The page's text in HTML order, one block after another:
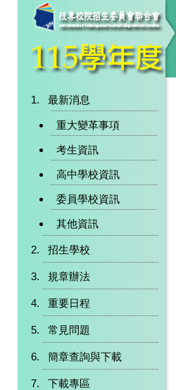
最新消息
重大變革事項
考生資訊
高中學校資訊
委員學校資訊
其他資訊
招生學校
規章辦法
重要日程
常見問題
簡章查詢與下載
下載專區